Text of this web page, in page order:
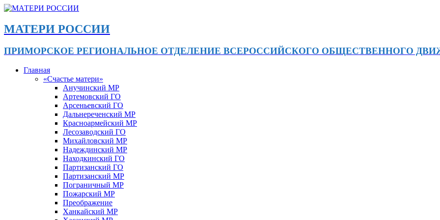
МАТЕРИ РОССИИ
ПРИМОРСКОЕ РЕГИОНАЛЬНОЕ ОТДЕЛЕНИЕ ВСЕРОССИЙСКОГО ОБЩЕСТВЕННОГО
Главная
«Счастье матери»
Анучинский МР
Артемовский ГО
Арсеньевский ГО
Дальнереченский МР
Красноармейский МР
Лесозаводский ГО
Михайловский МР
Надеждинский МР
Находкинский ГО
Партизанский ГО
Партизанский МР
Пограничный МР
Пожарский МР
Преображение
Ханкайский МР